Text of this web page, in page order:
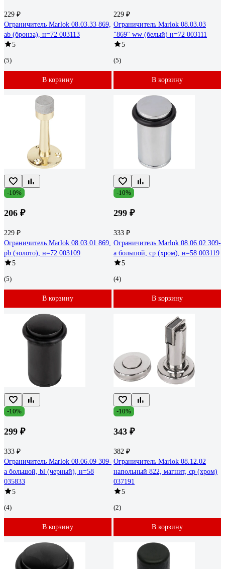
229 ₽
Ограничитель Marlok 08.03.33 869,
ab (бронза), н=72 003113
5
(5)
В корзину
229 ₽
Ограничитель Marlok 08.03.03
"869" ww (белый) н=72 003111
5
(5)
В корзину
-10%
206 ₽
229 ₽
Ограничитель Marlok 08.03.01 869,
pb (золото), н=72 003109
5
(5)
В корзину
-10%
299 ₽
333 ₽
Ограничитель Marlok 08.06.02 309-
a большой, cp (хром), н=58 003119
5
(4)
В корзину
-10%
299 ₽
333 ₽
Ограничитель Marlok 08.06.09 309-
a большой, bl (черный), н=58
035833
5
(4)
В корзину
-10%
343 ₽
382 ₽
Ограничитель Marlok 08.12.02
напольный 822, магнит, cp (хром)
037191
5
(2)
В корзину